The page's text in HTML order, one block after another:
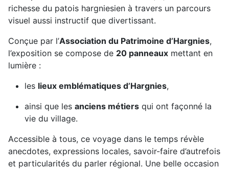
richesse du patois hargniesien à travers un parcours
visuel aussi instructif que divertissant.
Conçue par l’Association du Patrimoine d’Hargnies,
l’exposition se compose de 20 panneaux mettant en
lumière :
les lieux emblématiques d’Hargnies,
ainsi que les anciens métiers qui ont façonné la
vie du village.
Accessible à tous, ce voyage dans le temps révèle
anecdotes, expressions locales, savoir-faire d’autrefois
et particularités du parler régional. Une belle occasion